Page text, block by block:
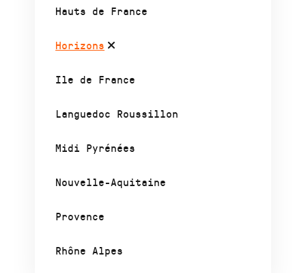
Hauts de France
Horizons
Ile de France
Languedoc Roussillon
Midi Pyrénées
Nouvelle-Aquitaine
Provence
Rhône Alpes